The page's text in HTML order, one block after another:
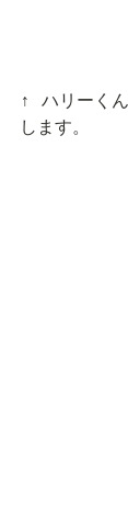
↑ ハリーく
します。